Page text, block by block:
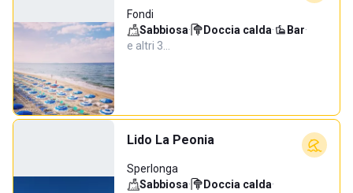
Fondi
Sabbiosa· Doccia calda· Bar·
e altri 3…
Lido La Peonia
Sperlonga
Sabbiosa· Doccia calda·